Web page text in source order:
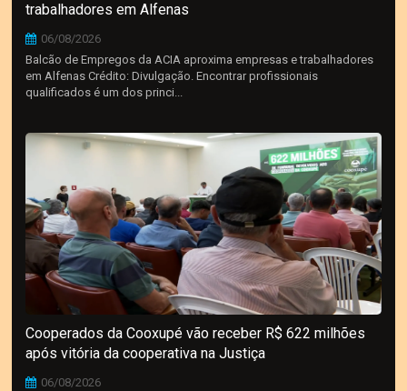
trabalhadores em Alfenas
06/08/2026
Balcão de Empregos da ACIA aproxima empresas e trabalhadores
em Alfenas Crédito: Divulgação. Encontrar profissionais
qualificados é um dos princi...
Cooperados da Cooxupé vão receber R$ 622 milhões
após vitória da cooperativa na Justiça
06/08/2026